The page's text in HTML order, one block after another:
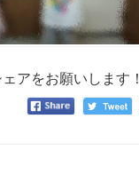
アをお願いします！